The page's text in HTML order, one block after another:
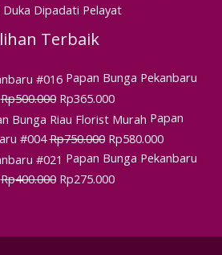
Duka Dipadati Pelayat
Terbaik
Papan Bunga Pekanbaru
Rp500.000 Rp365.000
Papan
#004 Rp750.000 Rp580.000
Papan Bunga Pekanbaru
Rp400.000 Rp275.000